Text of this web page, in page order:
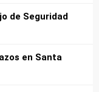
de Seguridad
en Santa